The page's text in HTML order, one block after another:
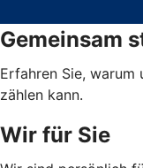
Gemeinsam
Erfahren Sie, warum
zählen kann.
Wir für Sie